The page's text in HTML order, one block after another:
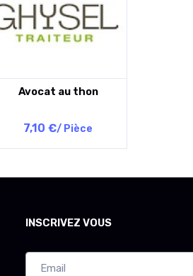
Avocat au thon
7,10 €/ Pièce
INSCRIVEZ VOUS